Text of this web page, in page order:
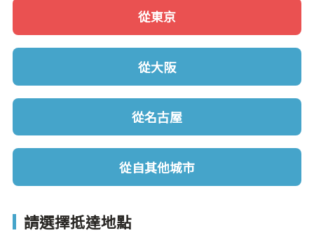
從東京
從大阪
從名古屋
從自其他城市
請選擇抵達地點